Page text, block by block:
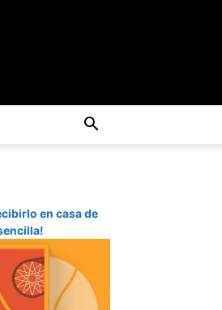
en casa de